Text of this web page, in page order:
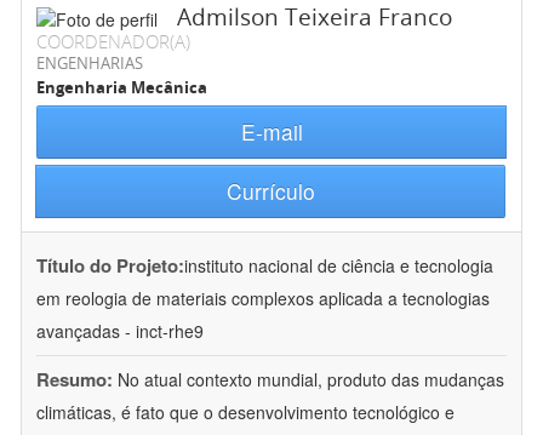
Admilson Teixeira Franco
COORDENADOR(A)
ENGENHARIAS
Engenharia Mecânica
E-mail
Currículo
Título do Projeto:instituto nacional de ciência e tecnologia
em reologia de materiais complexos aplicada a tecnologias
avançadas - inct-rhe9
Resumo: No atual contexto mundial, produto das mudanças
climáticas, é fato que o desenvolvimento tecnológico e